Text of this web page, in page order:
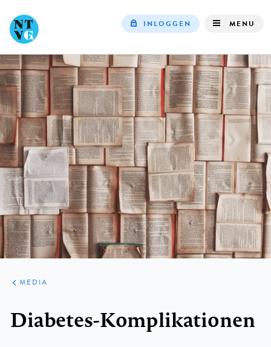
navigation
INLOGGEN MENU
ARTIKELEN
VARIA
MEDIA
Diabetes-Komplikationen